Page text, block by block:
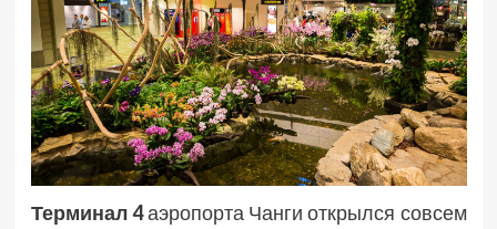
Терминал 4аэропорта Чанги открылся совсем